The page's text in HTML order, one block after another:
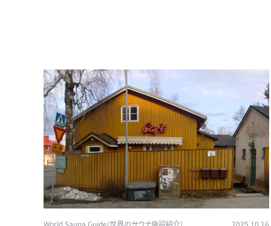
World Sauna Guide(世界のサウナ施設紹介) 2025.10.16